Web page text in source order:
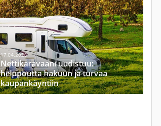
17.04.2026
Nettikaravaani uudistuu:
helppoutta hakuun ja turvaa
kaupankäyntiin